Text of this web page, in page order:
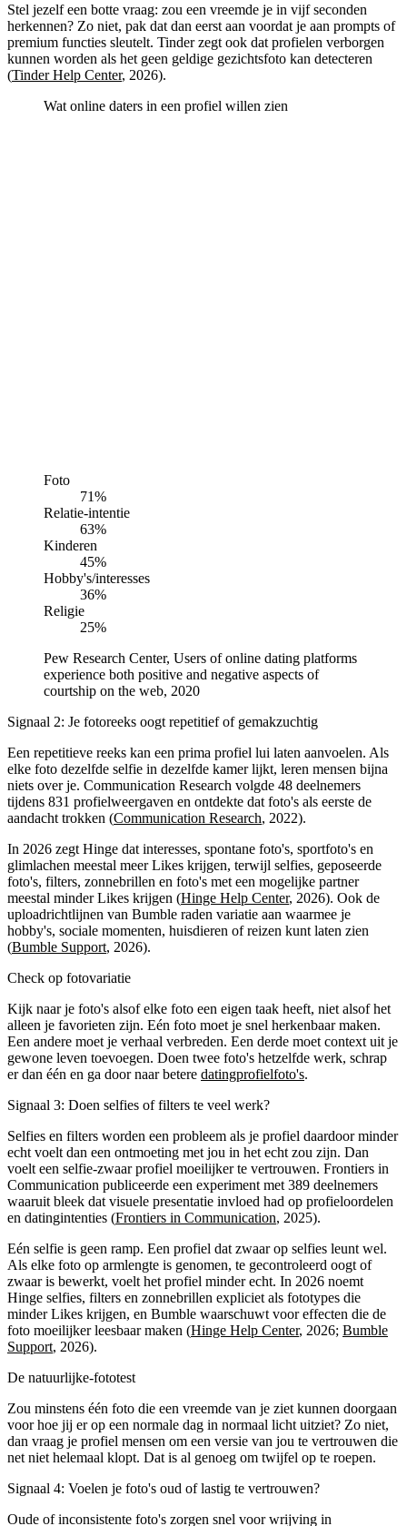
Stel jezelf een botte vraag: zou een vreemde je in vijf seconden
herkennen? Zo niet, pak dat dan eerst aan voordat je aan prompts of
premium functies sleutelt. Tinder zegt ook dat profielen verborgen
kunnen worden als het geen geldige gezichtsfoto kan detecteren
(Tinder Help Center, 2026).
Wat online daters in een profiel willen zien
Foto
71%
Relatie-intentie
63%
Kinderen
45%
Hobby's/interesses
36%
Religie
25%
Pew Research Center, Users of online dating platforms
experience both positive and negative aspects of
courtship on the web, 2020
Signaal 2: Je fotoreeks oogt repetitief of gemakzuchtig
Een repetitieve reeks kan een prima profiel lui laten aanvoelen. Als
elke foto dezelfde selfie in dezelfde kamer lijkt, leren mensen bijna
niets over je. Communication Research volgde 48 deelnemers
tijdens 831 profielweergaven en ontdekte dat foto's als eerste de
aandacht trokken (Communication Research, 2022).
In 2026 zegt Hinge dat interesses, spontane foto's, sportfoto's en
glimlachen meestal meer Likes krijgen, terwijl selfies, geposeerde
foto's, filters, zonnebrillen en foto's met een mogelijke partner
meestal minder Likes krijgen (Hinge Help Center, 2026). Ook de
uploadrichtlijnen van Bumble raden variatie aan waarmee je
hobby's, sociale momenten, huisdieren of reizen kunt laten zien
(Bumble Support, 2026).
Check op fotovariatie
Kijk naar je foto's alsof elke foto een eigen taak heeft, niet alsof het
alleen je favorieten zijn. Eén foto moet je snel herkenbaar maken.
Een andere moet je verhaal verbreden. Een derde moet context uit je
gewone leven toevoegen. Doen twee foto's hetzelfde werk, schrap
er dan één en ga door naar betere datingprofielfoto's.
Signaal 3: Doen selfies of filters te veel werk?
Selfies en filters worden een probleem als je profiel daardoor minder
echt voelt dan een ontmoeting met jou in het echt zou zijn. Dan
voelt een selfie-zwaar profiel moeilijker te vertrouwen. Frontiers in
Communication publiceerde een experiment met 389 deelnemers
waaruit bleek dat visuele presentatie invloed had op profieloordelen
en datingintenties (Frontiers in Communication, 2025).
Eén selfie is geen ramp. Een profiel dat zwaar op selfies leunt wel.
Als elke foto op armlengte is genomen, te gecontroleerd oogt of
zwaar is bewerkt, voelt het profiel minder echt. In 2026 noemt
Hinge selfies, filters en zonnebrillen expliciet als fototypes die
minder Likes krijgen, en Bumble waarschuwt voor effecten die de
foto moeilijker leesbaar maken (Hinge Help Center, 2026; Bumble
Support, 2026).
De natuurlijke-fototest
Zou minstens één foto die een vreemde van je ziet kunnen doorgaan
voor hoe jij er op een normale dag in normaal licht uitziet? Zo niet,
dan vraag je profiel mensen om een versie van jou te vertrouwen die
net niet helemaal klopt. Dat is al genoeg om twijfel op te roepen.
Signaal 4: Voelen je foto's oud of lastig te vertrouwen?
Oude of inconsistente foto's zorgen snel voor wrijving in